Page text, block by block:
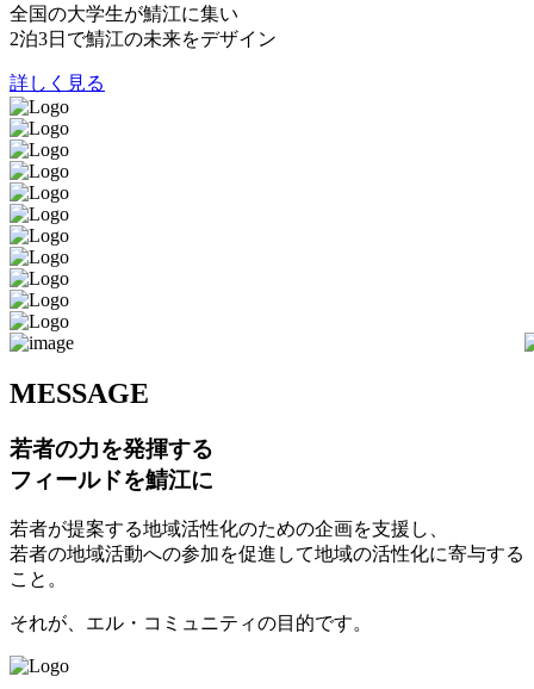
全国の大学生が鯖江に集い
2泊3日で鯖江の未来をデザイン
詳しく見る
MESSAGE
若者の力を発揮する
フィールドを鯖江に
若者が提案する地域活性化のための企画を支援し、
若者の地域活動への参加を促進して地域の活性化に寄与する
こと。
それが、エル・コミュニティの目的です。